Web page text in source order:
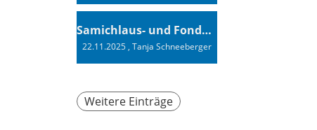
Samichlaus- und Fonduabend
22.11.2025, Tanja Schneeberger
Weitere Einträge